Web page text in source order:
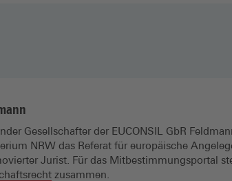
Gesellschafter der EUCONSIL GbR
NRW das Referat für europäische
Jurist. Für das Mitbestimmungsportal
zusammen.